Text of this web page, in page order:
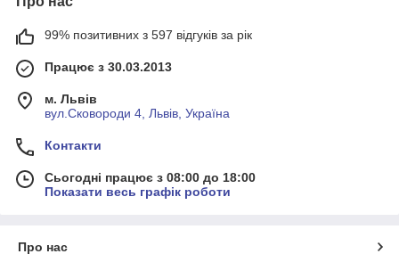
99% позитивних з 597 відгуків за рік
Працює з 30.03.2013
м. Львів
вул.Сковороди 4, Львів, Україна
Контакти
Сьогодні працює з 08:00 до 18:00
Показати весь графік роботи
Про нас